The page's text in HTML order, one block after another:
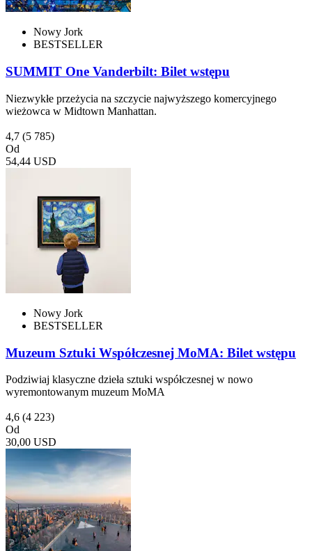
Nowy Jork
BESTSELLER
SUMMIT One Vanderbilt: Bilet wstępu
Niezwykłe przeżycia na szczycie najwyższego komercyjnego
wieżowca w Midtown Manhattan.
4,7 (5 785)
Od
54,44 USD
Nowy Jork
BESTSELLER
Muzeum Sztuki Współczesnej MoMA: Bilet wstępu
Podziwiaj klasyczne dzieła sztuki współczesnej w nowo
wyremontowanym muzeum MoMA
4,6 (4 223)
Od
30,00 USD